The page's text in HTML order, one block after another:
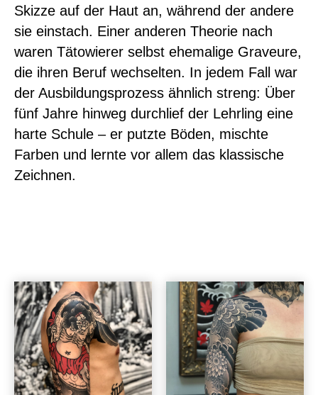
Skizze auf der Haut an, während der andere
sie einstach. Einer anderen Theorie nach
waren Tätowierer selbst ehemalige Graveure,
die ihren Beruf wechselten. In jedem Fall war
der Ausbildungsprozess ähnlich streng: Über
fünf Jahre hinweg durchlief der Lehrling eine
harte Schule – er putzte Böden, mischte
Farben und lernte vor allem das klassische
Zeichnen.